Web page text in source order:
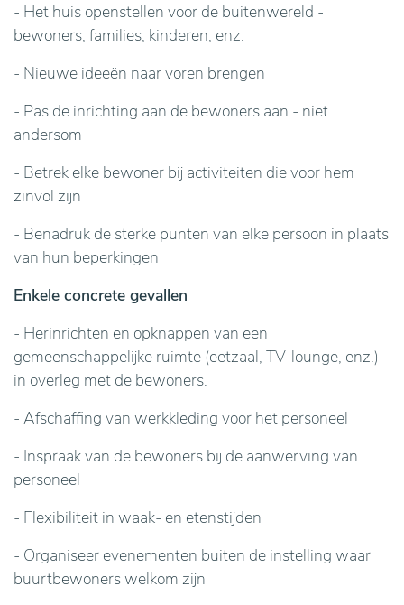
- Het huis openstellen voor de buitenwereld -
bewoners, families, kinderen, enz.
- Nieuwe ideeën naar voren brengen
- Pas de inrichting aan de bewoners aan - niet
andersom
- Betrek elke bewoner bij activiteiten die voor hem
zinvol zijn
- Benadruk de sterke punten van elke persoon in plaats
van hun beperkingen
Enkele concrete gevallen
- Herinrichten en opknappen van een
gemeenschappelijke ruimte (eetzaal, TV-lounge, enz.)
in overleg met de bewoners.
- Afschaffing van werkkleding voor het personeel
- Inspraak van de bewoners bij de aanwerving van
personeel
- Flexibiliteit in waak- en etenstijden
- Organiseer evenementen buiten de instelling waar
buurtbewoners welkom zijn